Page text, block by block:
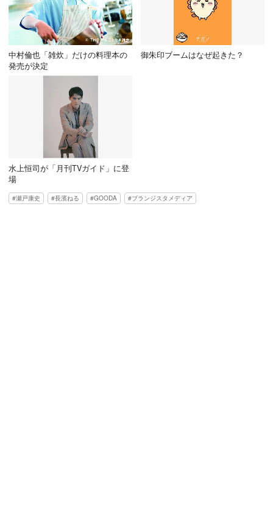
中村倫也「雑炊」だけの料理本の
発売が決定
御朱印ブームはなぜ起きた？
水上恒司が「月刊TVガイド」に登
場
瀬戸康史 長濱ねる GOODA ブランジスタメディア